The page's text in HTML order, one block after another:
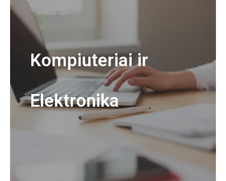
Kompiuteriai ir
Elektronika